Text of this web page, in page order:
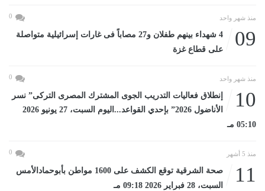
منذ شهر واحد 0
09
4 شهداء بينهم طفلان و27 مصاباً فى غارات إسرائيلية متواصلة
على قطاع غزة
منذ شهر واحد 0
10
إنطلاق فعاليات التدريب الجوى المشترك المصرى التركى” نسر
الأناضول 2026” بإحدي القواعد...اليوم السبت، 27 يونيو 2026
05:10 مـ
منذ 5 أشهر 0
11
صحة الشرقية توقع الكشف على 1600 مواطن بأبوحمادالأمس
السبت، 28 فبراير 2026 09:18 مـ